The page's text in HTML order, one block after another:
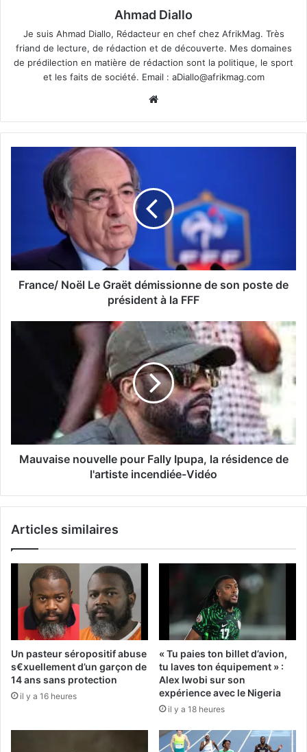
Ahmad Diallo
Je suis Ahmad Diallo, Rédacteur en chef chez AfrikMag. Très
friand de lecture, de rédaction et de découverte. Mes domaines
de prédilection en matière de rédaction sont la politique, le sport
et les faits de société. Email : aDiallo@afrikmag.com
France/ Noël Le Graët démissionne de son poste de
président à la FFF
Mauvaise nouvelle pour Fally Ipupa, la résidence de
l'artiste incendiée-Vidéo
Articles similaires
Un pasteur séropositif abuse
s€xuellement d’un garçon de
14 ans sans protection
il y a 16 heures
« Tu paies ton billet d’avion,
tu laves ton équipement » :
Alex Iwobi sur son
expérience avec le Nigeria
il y a 18 heures